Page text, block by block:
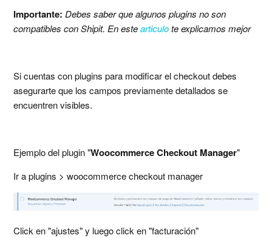
Importante:Debes saber que algunos plugins no son
compatibles con Shipit. En estearticulote explicamos mejor
Si cuentas con plugins para modificar el checkout debes
asegurarte que los campos previamente detallados se
encuentren visibles.
Ejemplo del plugin "Woocommerce Checkout Manager"
Ir a plugins > woocommerce checkout manager
Click en "ajustes" y luego click en "facturación"